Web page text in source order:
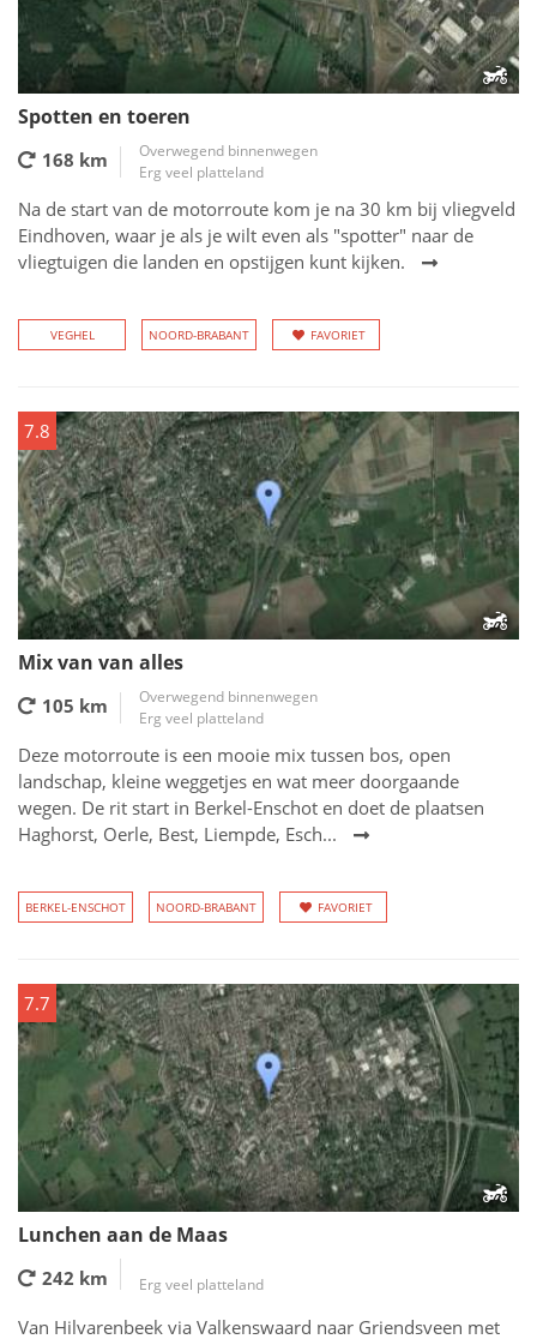
Spotten en toeren
168 km
Overwegend binnenwegen
Erg veel platteland
Na de start van de motorroute kom je na 30 km bij vliegveld
Eindhoven, waar je als je wilt even als "spotter" naar de
vliegtuigen die landen en opstijgen kunt kijken.
VEGHEL NOORD-BRABANT FAVORIET
7.8
Mix van van alles
105 km
Overwegend binnenwegen
Erg veel platteland
Deze motorroute is een mooie mix tussen bos, open
landschap, kleine weggetjes en wat meer doorgaande
wegen. De rit start in Berkel-Enschot en doet de plaatsen
Haghorst, Oerle, Best, Liempde, Esch...
BERKEL-ENSCHOT NOORD-BRABANT FAVORIET
7.7
Lunchen aan de Maas
242 km Erg veel platteland
Van Hilvarenbeek via Valkenswaard naar Griendsveen met